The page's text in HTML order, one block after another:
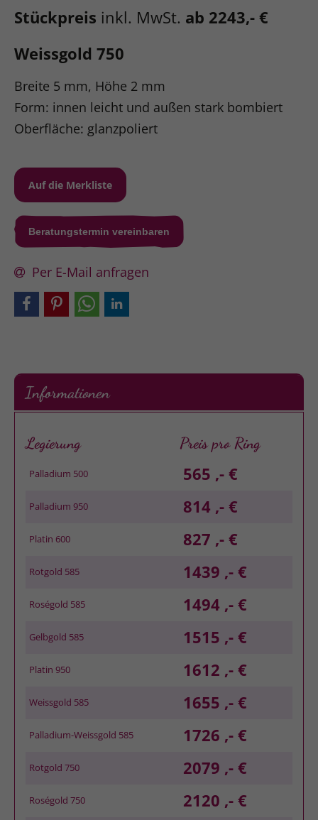
Stückpreis inkl. MwSt. ab 2243,- €
Weissgold 750
Breite 5 mm, Höhe 2 mm
Form: innen leicht und außen stark bombiert
Oberfläche: glanzpoliert
Beratungstermin vereinbaren
Per E-Mail anfragen
Informationen
Legierung Preis pro Ring
Palladium 500 565 ,- €
Palladium 950 814 ,- €
Platin 600 827 ,- €
Rotgold 585 1439 ,- €
Roségold 585 1494 ,- €
Gelbgold 585 1515 ,- €
Platin 950 1612 ,- €
Weissgold 585 1655 ,- €
Palladium-Weissgold 585 1726 ,- €
Rotgold 750 2079 ,- €
Roségold 750 2120 ,- €